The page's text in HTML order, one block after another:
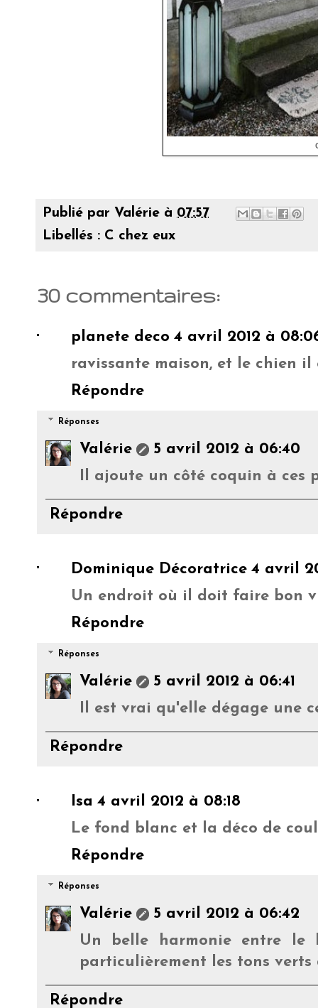
Publié par Valérie à 07:57
Libellés : C chez eux
30 commentaires:
planete deco 4 avril 2012 à
ravissante maison, et le chien il
Répondre
Réponses
Valérie
5 avril 2012 à 06:40
Il ajoute un côté coquin à ces
Répondre
Dominique Décoratrice 4 avril
Un endroit où il doit faire bon
Répondre
Réponses
Valérie
5 avril 2012 à 06:41
Il est vrai qu'elle dégage une
Répondre
Isa 4 avril 2012 à 08:18
Le fond blanc et la déco de
Répondre
Réponses
Valérie
5 avril 2012 à 06:42
Un belle harmonie entre le
particulièrement les tons verts
Répondre